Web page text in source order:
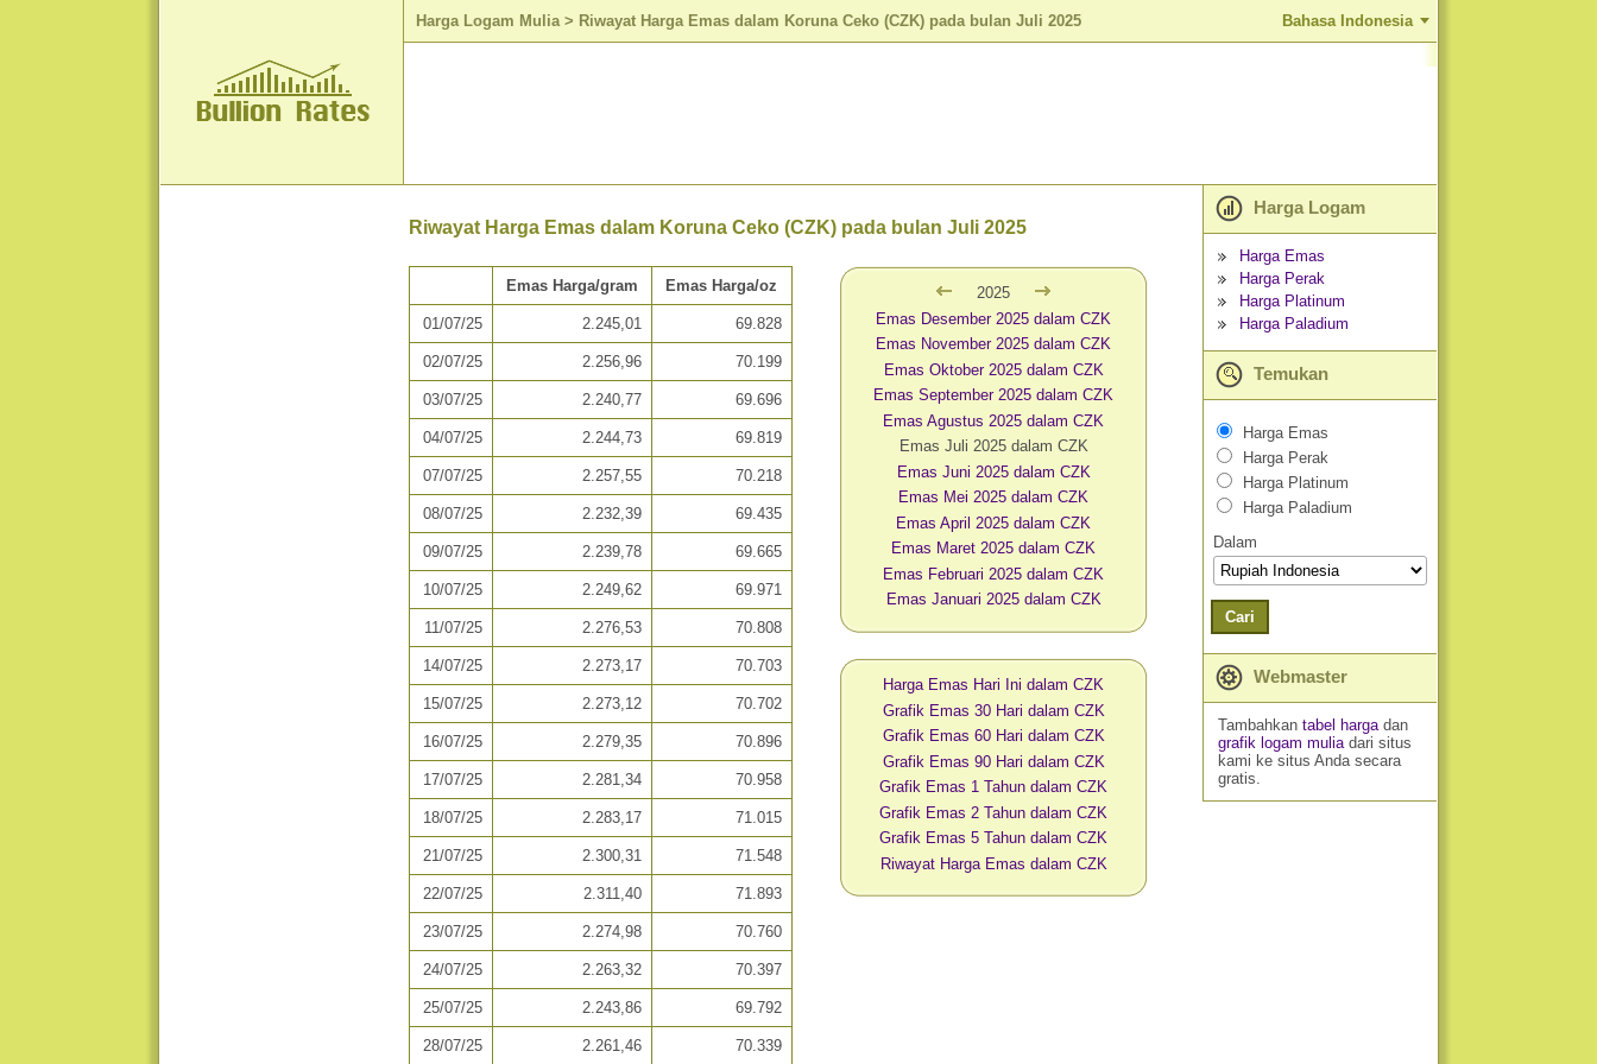
Harga Logam Mulia > Riwayat Harga Emas dalam Koruna Ceko (CZK) pada bulan Juli 2025 Bahasa Indonesia
Riwayat Harga Emas dalam Koruna Ceko (CZK) pada bulan Juli 2025
Emas Harga/gram Emas Harga/oz
01/07/25 2.245,01 69.828
02/07/25 2.256,96 70.199
03/07/25 2.240,77 69.696
04/07/25 2.244,73 69.819
07/07/25 2.257,55 70.218
08/07/25 2.232,39 69.435
09/07/25 2.239,78 69.665
10/07/25 2.249,62 69.971
11/07/25 2.276,53 70.808
14/07/25 2.273,17 70.703
15/07/25 2.273,12 70.702
16/07/25 2.279,35 70.896
17/07/25 2.281,34 70.958
18/07/25 2.283,17 71.015
21/07/25 2.300,31 71.548
22/07/25 2.311,40 71.893
23/07/25 2.274,98 70.760
24/07/25 2.263,32 70.397
25/07/25 2.243,86 69.792
28/07/25 2.261,46 70.339
2025
Emas Desember 2025 dalam CZK
Emas November 2025 dalam CZK
Emas Oktober 2025 dalam CZK
Emas September 2025 dalam CZK
Emas Agustus 2025 dalam CZK
Emas Juli 2025 dalam CZK
Emas Juni 2025 dalam CZK
Emas Mei 2025 dalam CZK
Emas April 2025 dalam CZK
Emas Maret 2025 dalam CZK
Emas Februari 2025 dalam CZK
Emas Januari 2025 dalam CZK
Harga Emas Hari Ini dalam CZK
Grafik Emas 30 Hari dalam CZK
Grafik Emas 60 Hari dalam CZK
Grafik Emas 90 Hari dalam CZK
Grafik Emas 1 Tahun dalam CZK
Grafik Emas 2 Tahun dalam CZK
Grafik Emas 5 Tahun dalam CZK
Riwayat Harga Emas dalam CZK
Harga Logam
Harga Emas
Harga Perak
Harga Platinum
Harga Paladium
Temukan
Harga Emas
Harga Perak
Harga Platinum
Harga Paladium
Dalam
Cari
Webmaster
Tambahkan tabel hargadan
grafik logam muliadari situs
kami ke situs Anda secara
gratis.